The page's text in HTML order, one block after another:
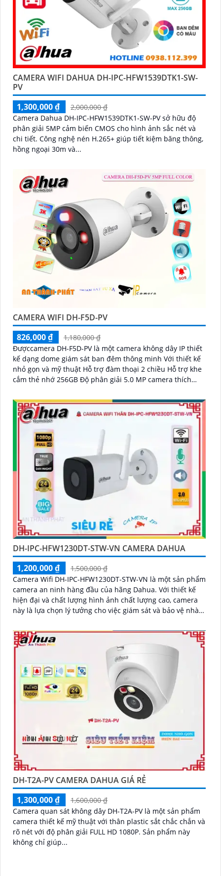
CAMERA WIFI DAHUA DH-IPC-HFW1539DTK1-SW-
PV
1,300,000 ₫
2,000,000 ₫
Camera Dahua DH-IPC-HFW1539DTK1-SW-PV sở hữu độ
phân giải 5MP cảm biến CMOS cho hình ảnh sắc nét và
chi tiết. Công nghệ nén H.265+ giúp tiết kiệm băng thông,
hồng ngoại 30m và...
CAMERA WIFI DH-F5D-PV
826,000 ₫
1,180,000 ₫
Đượccamera DH-F5D-PV là một camera không dây IP thiết
kế dạng dome giám sát ban đêm thông minh Với thiết kế
nhỏ gọn và mỹ thuật Hỗ trợ đàm thoại 2 chiều Hỗ trợ khe
cắm thẻ nhớ 256GB Độ phân giải 5.0 MP camera thích
DH-IPC-HFW1230DT-STW-VN CAMERA DAHUA
1,200,000 ₫
1,500,000 ₫
Camera Wifi DH-IPC-HFW1230DT-STW-VN là một sản phẩm
camera an ninh hàng đầu của hãng Dahua. Với thiết kế
hiện đại và chất lượng hình ảnh chất lượng cao, camera
này là lựa chọn lý tưởng cho việc giám sát và bảo vệ nhà
DH-T2A-PV CAMERA DAHUA GIÁ RẺ
1,300,000 ₫
1,600,000 ₫
Camera quan sát không dây DH-T2A-PV là một sản phẩm
camera thiết kế mỹ thuật với thân plastic sắt chắc chắn và
rõ nét với độ phân giải FULL HD 1080P. Sản phẩm này
không chỉ giúp...